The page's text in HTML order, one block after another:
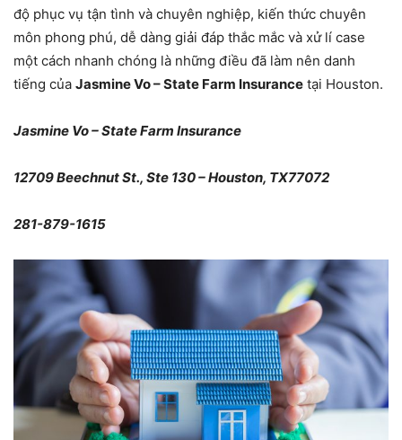
độ phục vụ tận tình và chuyên nghiệp, kiến thức chuyên
môn phong phú, dễ dàng giải đáp thắc mắc và xử lí case
một cách nhanh chóng là những điều đã làm nên danh
tiếng của Jasmine Vo – State Farm Insurance tại Houston.
Jasmine Vo – State Farm Insurance
12709 Beechnut St., Ste 130 – Houston, TX77072
281-879-1615